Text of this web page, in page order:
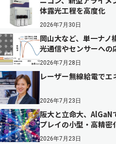
体露光工程を高度化
2026年7月30日
岡山大など、単一ナ
光通信やセンサーへの
2026年7月28日
レーザー無線給電で
2026年7月23日
阪大と立命大、
プレイの小型・高精密
2026年7月23日